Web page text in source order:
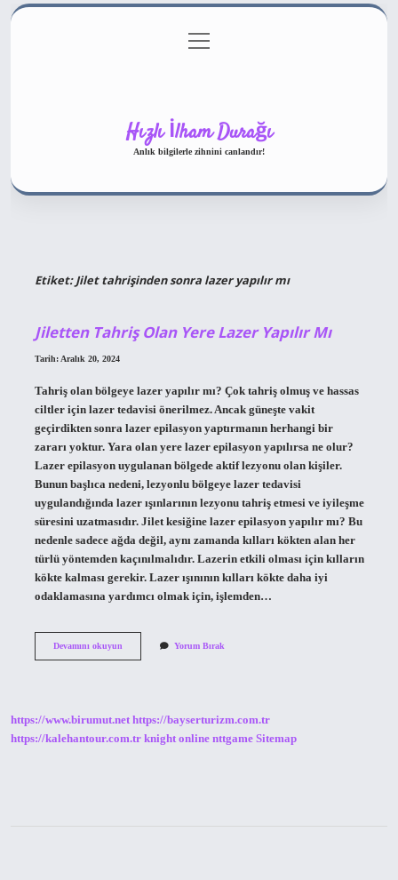
Gizlilik Politikası
menüyü
aç
Hızlı İlham Durağı
Anlık bilgilerle zihnini canlandır!
Etiket:Jilet tahrişinden sonra lazer yapılır mı
Jiletten Tahriş Olan Yere Lazer Yapılır Mı
Tarih: Aralık 20, 2024
Tahriş olan bölgeye lazer yapılır mı? Çok tahriş olmuş ve hassas
ciltler için lazer tedavisi önerilmez. Ancak güneşte vakit
geçirdikten sonra lazer epilasyon yaptırmanın herhangi bir
zararı yoktur. Yara olan yere lazer epilasyon yapılırsa ne olur?
Lazer epilasyon uygulanan bölgede aktif lezyonu olan kişiler.
Bunun başlıca nedeni, lezyonlu bölgeye lazer tedavisi
uygulandığında lazer ışınlarının lezyonu tahriş etmesi ve iyileşme
süresini uzatmasıdır. Jilet kesiğine lazer epilasyon yapılır mı? Bu
nedenle sadece ağda değil, aynı zamanda kılları kökten alan her
türlü yöntemden kaçınılmalıdır. Lazerin etkili olması için kılların
kökte kalması gerekir. Lazer ışınının kılları kökte daha iyi
odaklamasına yardımcı olmak için, işlemden…
Devamını okuyunJiletten
Mı
Yorum Bırak
https://www.birumut.net https://bayserturizm.com.tr
https://kalehantour.com.tr knight online nttgame Sitemap